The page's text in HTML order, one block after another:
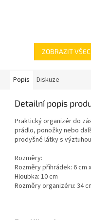
ZOBRAZIT
Popis Diskuze
Detailní popis
Praktický organizér do
prádlo, ponožky nebo
prodyšné látky s
Rozměry:
Rozměry přihrádek: 6 cm
Hloubka: 10 cm
Rozměry organizéru: 34